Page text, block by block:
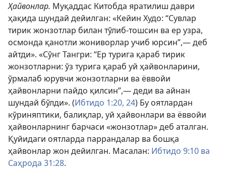
Ҳайвонлар. Муқаддас Китобда яратилиш даври
ҳақида шундай дейилган: «Кейин Худо: “Сувлар
тирик жонзотлар билан тўлиб-тошсин ва ер узра,
осмонда қанотли жониворлар учиб юрсин”,— деб
айтди». «Сўнг Тангри: “Ер турига қараб тирик
жонзотларни: ўз турига қараб уй ҳайвонларини,
ўрмалаб юрувчи жонзотларни ва ёввойи
ҳайвонларни пайдо қилсин”,— деди ва айнан
шундай бўлди». (Ибтидо 1:20, 24) Бу оятлардан
кўриняптики, балиқлар, уй ҳайвонлари ва ёввойи
ҳайвонларнинг барчаси «жонзотлар» деб аталган.
Қуйидаги оятларда паррандалар ва бошқа
ҳайвонлар жон дейилган. Масалан: Ибтидо 9:10 ва
Саҳрода 31:28.